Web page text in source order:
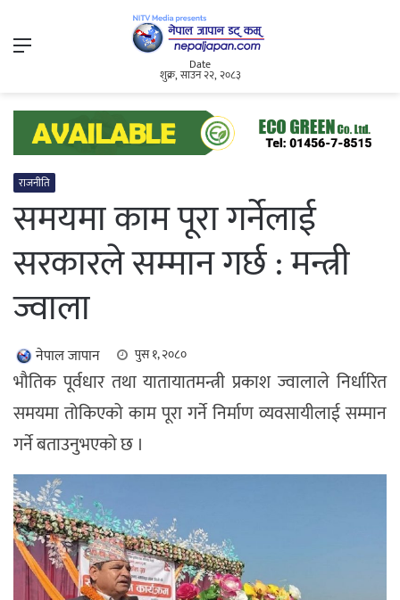
Menu
Date
शुक्र, साउन २२, २०८३
राजनीति
समयमा काम पूरा गर्नेलाई
सरकारले सम्मान गर्छ : मन्त्री
ज्वाला
नेपाल जापान पुस १, २०८०
भौतिक पूर्वधार तथा यातायातमन्त्री प्रकाश ज्वालाले निर्धारित
समयमा तोकिएको काम पूरा गर्ने निर्माण व्यवसायीलाई सम्मान
गर्ने बताउनुभएको छ ।